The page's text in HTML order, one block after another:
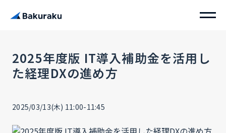
2025年度版 IT導入補助金を活用し
た経理DXの進め方
2025/03/13(木) 11:00-11:45